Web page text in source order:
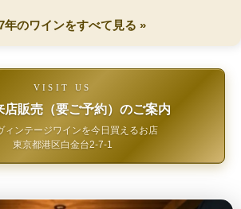
年のワインをすべて見る »
VISIT US
店販売（要ご予約）のご案内
ィンテージワインを今日買えるお店
東京都港区白金台2-7-1